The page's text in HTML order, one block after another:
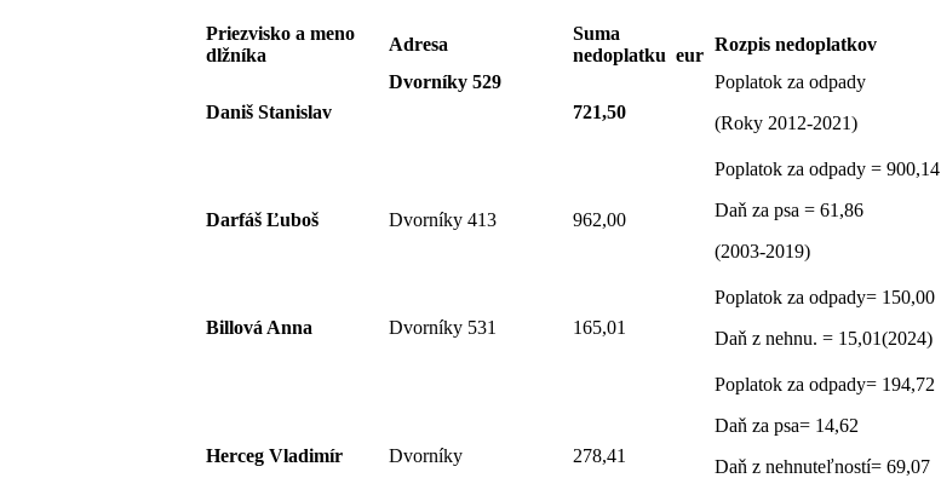
Priezvisko a meno
dlžníka
Adresa
Suma
nedoplatku eur
Rozpis nedoplatkov
Daniš Stanislav
Dvorníky 529
721,50
Poplatok za odpady
(Roky 2012-2021)
Darfáš Ľuboš Dvorníky 413 962,00
Poplatok za odpady = 900,14
Daň za psa = 61,86
(2003-2019)
Billová Anna Dvorníky 531 165,01
Poplatok za odpady= 150,00
Daň z nehnu. = 15,01(2024)
Herceg Vladimír Dvorníky 278,41
Poplatok za odpady= 194,72
Daň za psa= 14,62
Daň z nehnuteľností= 69,07